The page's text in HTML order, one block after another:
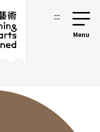
:::